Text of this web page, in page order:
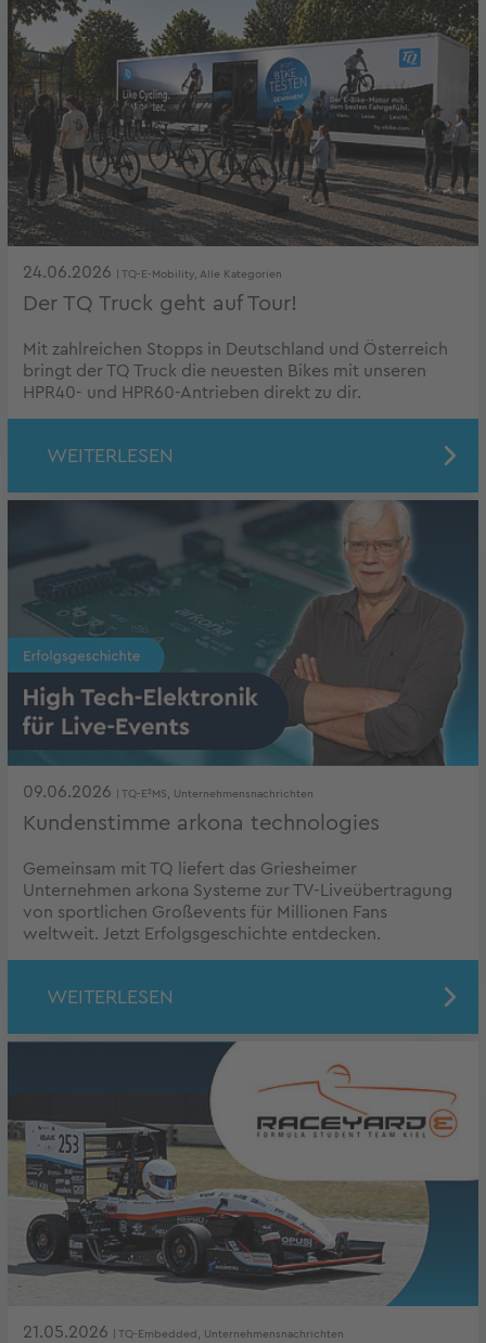
24.06.2026 | TQ-E-Mobility, Alle Kategorien
Der TQ Truck geht auf Tour!
Mit zahlreichen Stopps in Deutschland und Österreich
bringt der TQ Truck die neuesten Bikes mit unseren
HPR40- und HPR60-Antrieben direkt zu dir.
WEITERLESEN
09.06.2026 | TQ-E²MS, Unternehmensnachrichten
Kundenstimme arkona technologies
Gemeinsam mit TQ liefert das Griesheimer
Unternehmen arkona Systeme zur TV-Liveübertragung
von sportlichen Großevents für Millionen Fans
weltweit. Jetzt Erfolgsgeschichte entdecken.
WEITERLESEN
21.05.2026 | TQ-Embedded, Unternehmensnachrichten